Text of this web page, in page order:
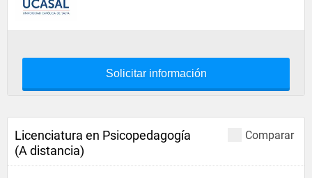
Solicitar información
Comparar
Licenciatura en Psicopedagogía
(A distancia)